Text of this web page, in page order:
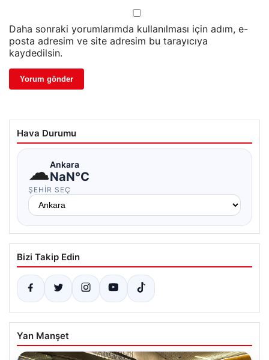
Daha sonraki yorumlarımda kullanılması için adım, e-
posta adresim ve site adresim bu tarayıcıya
kaydedilsin.
Hava Durumu
☁Ankara
NaN°C
ŞEHIR SEÇ
Bizi Takip Edin
Yan Manşet